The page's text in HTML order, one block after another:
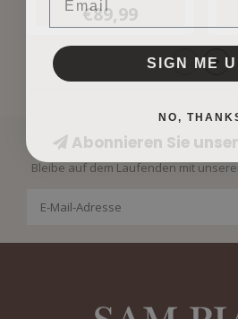
€89,99
Abonnieren Sie
Bleibe auf dem Laufenden mit
SIGN ME
NO,